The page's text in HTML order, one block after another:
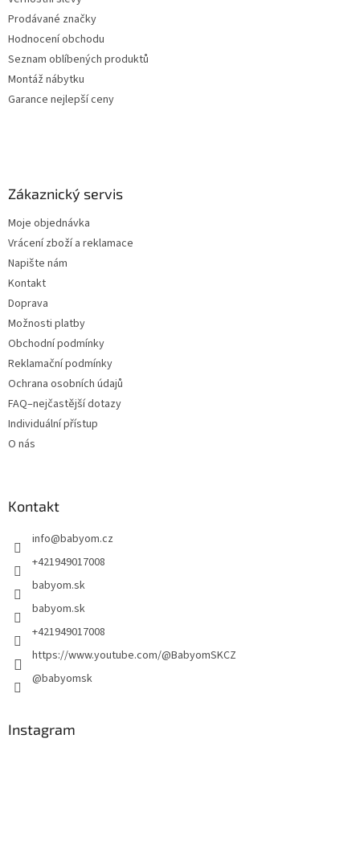
Prodávané značky
Hodnocení obchodu
Seznam oblíbených produktů
Montáž nábytku
Garance nejlepší ceny
Zákaznický servis
Moje objednávka
Vrácení zboží a reklamace
Napište nám
Kontakt
Doprava
Možnosti platby
Obchodní podmínky
Reklamační podmínky
Ochrana osobních údajů
FAQ–nejčastější dotazy
Individuální přístup
O nás
Kontakt
info@babyom.cz
+421949017008
babyom.sk
babyom.sk
+421949017008
https://www.youtube.com/@BabyomSKCZ
@babyomsk
Instagram